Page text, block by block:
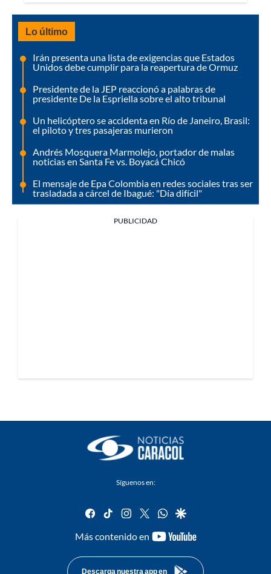
Lo último
Irán presenta una lista de exigencias que Estados
Unidos debe cumplir para la reapertura de Ormuz
Presidente de la JEP reaccionó a palabras de
presidente De la Espriella sobre el alto tribunal
Un helicóptero se accidenta en Río de Janeiro, Brasil:
el piloto y tres pasajeras murieron
Andrés Mosquera Marmolejo, portador de malas
noticias en Santa Fe vs. Boyacá Chicó
El mensaje de Epa Colombia en redes sociales tras ser
trasladada a cárcel de Ibagué: "Día difícil"
PUBLICIDAD
Síguenos en:
facebook
tiktok instagram
twitterwhatsapp
google
Más contenido en
youtube-
Descarga nuestra app en